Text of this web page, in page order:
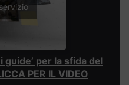
guide’ per la sfida del
PER IL VIDEO